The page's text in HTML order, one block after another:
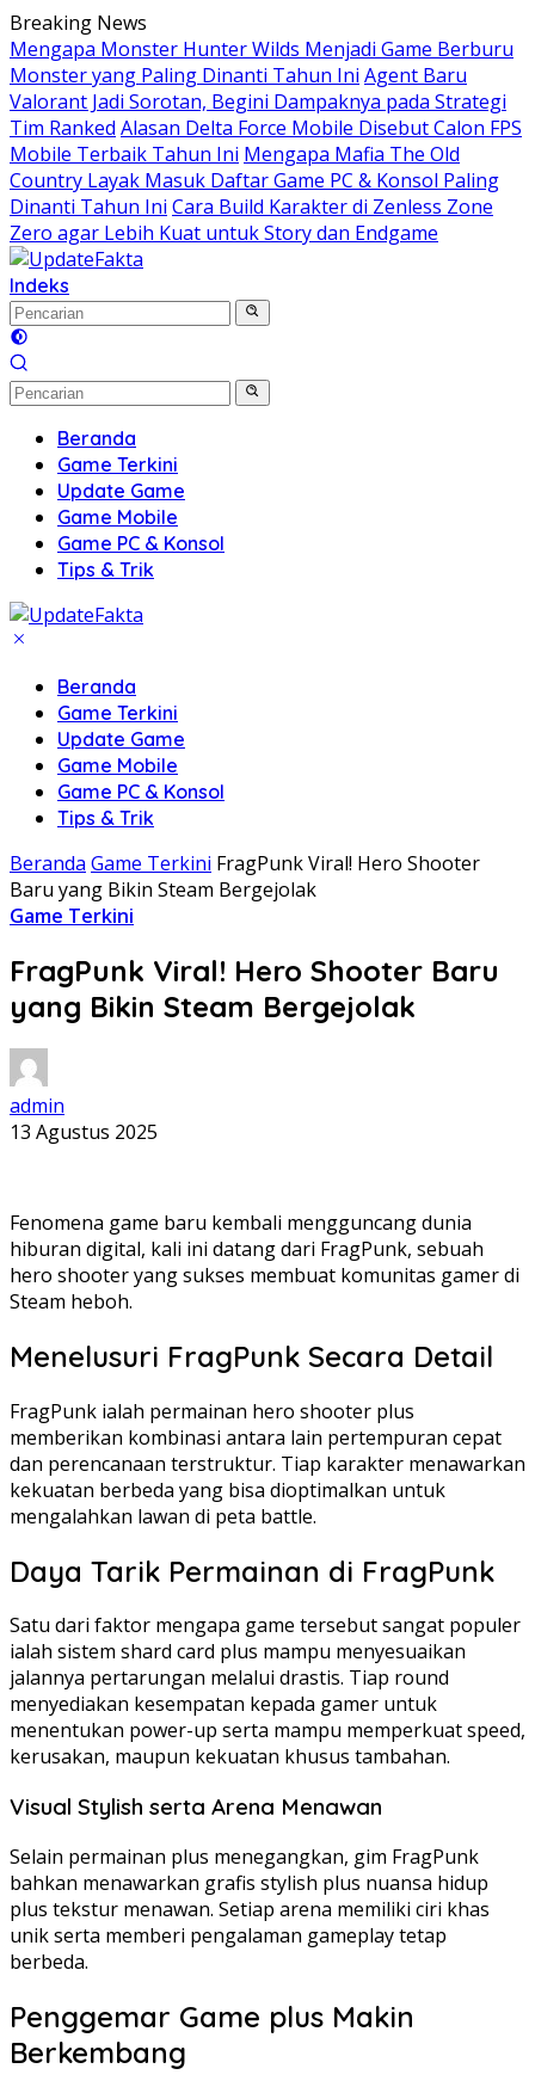
Langsung
ke
konten
Breaking News
Mengapa Monster Hunter Wilds Menjadi Game Berburu
Monster yang Paling Dinanti Tahun Ini Agent Baru
Valorant Jadi Sorotan, Begini Dampaknya pada Strategi
Tim Ranked Alasan Delta Force Mobile Disebut Calon FPS
Mobile Terbaik Tahun Ini Mengapa Mafia The Old
Country Layak Masuk Daftar Game PC & Konsol Paling
Dinanti Tahun Ini Cara Build Karakter di Zenless Zone
Zero agar Lebih Kuat untuk Story dan Endgame
Indeks
Beranda
Game Terkini
Update Game
Game Mobile
Game PC & Konsol
Tips & Trik
Beranda
Game Terkini
Update Game
Game Mobile
Game PC & Konsol
Tips & Trik
Beranda Game Terkini FragPunk Viral! Hero Shooter
Baru yang Bikin Steam Bergejolak
Game Terkini
FragPunk Viral! Hero Shooter Baru
yang Bikin Steam Bergejolak
admin
13 Agustus 2025
Fenomena game baru kembali mengguncang dunia
hiburan digital, kali ini datang dari FragPunk, sebuah
hero shooter yang sukses membuat komunitas gamer di
Steam heboh.
Menelusuri FragPunk Secara Detail
FragPunk ialah permainan hero shooter plus
memberikan kombinasi antara lain pertempuran cepat
dan perencanaan terstruktur. Tiap karakter menawarkan
kekuatan berbeda yang bisa dioptimalkan untuk
mengalahkan lawan di peta battle.
Daya Tarik Permainan di FragPunk
Satu dari faktor mengapa game tersebut sangat populer
ialah sistem shard card plus mampu menyesuaikan
jalannya pertarungan melalui drastis. Tiap round
menyediakan kesempatan kepada gamer untuk
menentukan power-up serta mampu memperkuat speed,
kerusakan, maupun kekuatan khusus tambahan.
Visual Stylish serta Arena Menawan
Selain permainan plus menegangkan, gim FragPunk
bahkan menawarkan grafis stylish plus nuansa hidup
plus tekstur menawan. Setiap arena memiliki ciri khas
unik serta memberi pengalaman gameplay tetap
berbeda.
Penggemar Game plus Makin
Berkembang